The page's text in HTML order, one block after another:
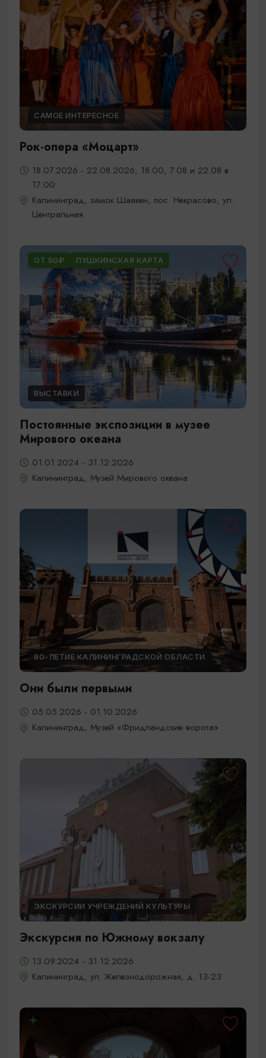
САМОЕ ИНТЕРЕСНОЕ
Рок-опера «Моцарт»
18.07.2026 - 22.08.2026, 18:00, 7.08 и 22.08 в
17:00
Калининград, замок Шаакен, пос. Некрасово, ул.
Центральная
ОТ 50₽ ПУШКИНСКАЯ КАРТА
ВЫСТАВКИ
Постоянные экспозиции в музее
Мирового океана
01.01.2024 - 31.12.2026
Калининград, Музей Мирового океана
80-ЛЕТИЕ КАЛИНИНГРАДСКОЙ ОБЛАСТИ
Они были первыми
05.05.2026 - 01.10.2026
Калининград, Музей «Фридландские ворота»
ЭКСКУРСИИ УЧРЕЖДЕНИЙ КУЛЬТУРЫ
Экскурсия по Южному вокзалу
13.09.2024 - 31.12.2026
Калининград, ул. Железнодорожная, д. 13-23